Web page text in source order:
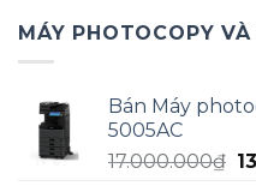
MÁY PHOTOCOPY
Bán Máy
5005AC
17.000.000₫